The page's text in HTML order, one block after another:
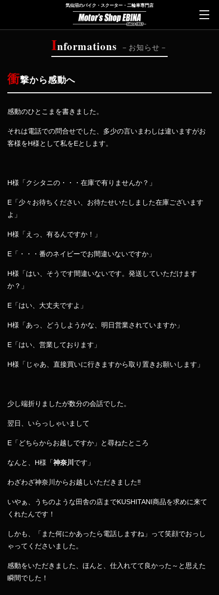
気仙沼のバイク・スクーター・二輪車専門店
Informations お知らせ
衝撃から感動へ
感動のひとこまを書きました。
それは電話での問合せでした、多少の言いまわしは違いますがお
客様をH様として私をEとします。
H様「クシタニの・・・在庫で有りませんか？」
E「少々お待ちください、お待たせいたしました在庫ございます
よ」
H様「えっ、有るんですか！」
E「・・・番のネイビーでお間違いないですか」
H様「はい、そうです間違いないです。発送していただけます
か？」
E「はい、大丈夫ですよ」
H様「あっ、どうしようかな、明日営業されていますか」
E「はい、営業しております」
H様「じゃあ、直接買いに行きますから取り置きお願いします」
少し端折りましたが数分の会話でした。
翌日、いらっしゃいまして
E「どちらからお越しですか」と尋ねたところ
なんと、H様「神奈川 です」
わざわざ神奈川からお越しいただきました‼
いやぁ、うちのような田舎の店までKUSHITANI商品を求めに来て
くれたんです！
しかも、「また何にかあったら電話しますね」って笑顔でおっし
ゃってくださいました。
感動をいただきました、ほんと、仕入れてて良かった～と思えた
瞬間でした！